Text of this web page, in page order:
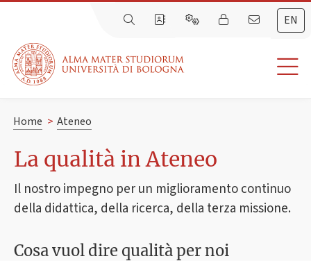
EN
Home > Ateneo
La qualità in Ateneo
Il nostro impegno per un miglioramento continuo
della didattica, della ricerca, della terza missione.
Cosa vuol dire qualità per noi